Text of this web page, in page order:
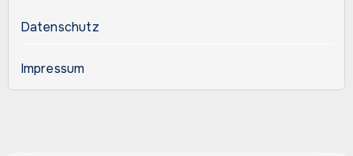
Datenschutz
Impressum